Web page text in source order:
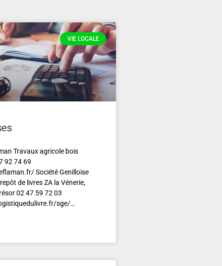
VIE LOCALE
Travaux agricole bois
92 74 69
Société Genilloise
de livres ZA la Vénerie,
02 47 59 72 03
sge/…